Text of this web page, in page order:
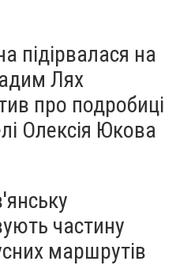
підірвалася на
Лях
про подробиці
Олексія Юкова
частину
маршрутів